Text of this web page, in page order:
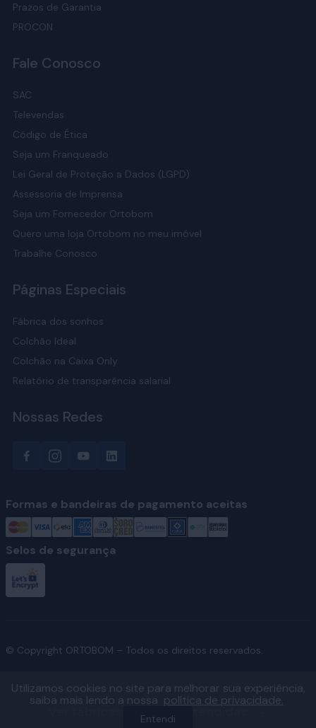
Prazos de Garantia
PROCON
Fale Conosco
SAC
Televendas
Código de Ética
Seja um Franqueado
Lei Geral de Proteção a Dados (LGPD)
Assessoria de Imprensa
Seja um Fornecedor Ortobom
Quero uma loja Ortobom no meu imóvel
Trabalhe Conosco
Páginas Especiais
Fábrica dos sonhos
Colchão Ideal
Colchão na Caixa Only
Relatório de transparência salarial
Nossas Redes
Formas e bandeiras de pagamento aceitas
Selos de segurança
© Copyright ORTOBOM – Todos os direitos reservados.
Ver fábricas e regiões atendidas
Utilizamos cookies no site para melhorar sua experiência,
saiba mais lendo a nossa política de privacidade.
Entendi